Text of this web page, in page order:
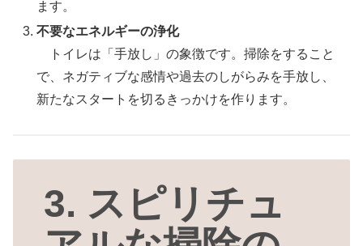
ます。
不要なエネルギーの浄化
トイレは「手放し」の象徴です。掃除をすること
で、ネガティブな感情や過去のしがらみを手放し、
新たなスタートを切るきっかけを作ります。
3. スピリチュ